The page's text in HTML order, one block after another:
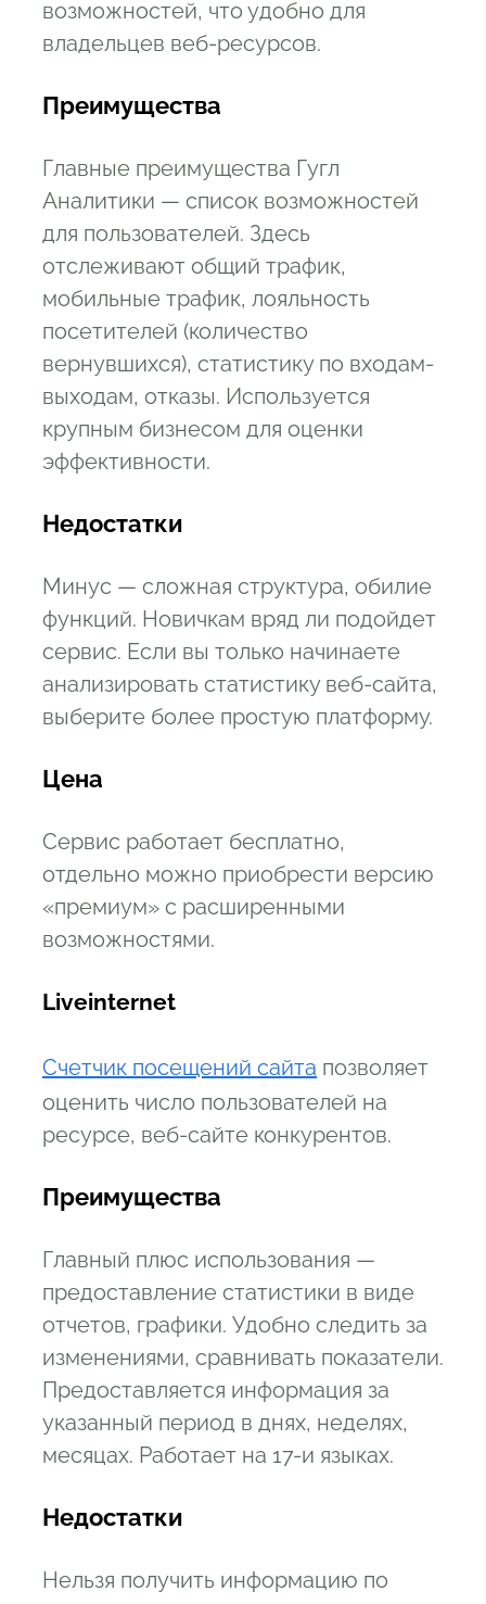
возможностей, что удобно для
владельцев веб-ресурсов.
Преимущества
Главные преимущества Гугл
Аналитики — список возможностей
для пользователей. Здесь
отслеживают общий трафик,
мобильные трафик, лояльность
посетителей (количество
вернувшихся), статистику по входам-
выходам, отказы. Используется
крупным бизнесом для оценки
эффективности.
Недостатки
Минус — сложная структура, обилие
функций. Новичкам вряд ли подойдет
сервис. Если вы только начинаете
анализировать статистику веб-сайта,
выберите более простую платформу.
Цена
Сервис работает бесплатно,
отдельно можно приобрести версию
«премиум» с расширенными
возможностями.
Liveinternet
Счетчик посещений сайта позволяет
оценить число пользователей на
ресурсе, веб-сайте конкурентов.
Преимущества
Главный плюс использования —
предоставление статистики в виде
отчетов, графики. Удобно следить за
изменениями, сравнивать показатели.
Предоставляется информация за
указанный период в днях, неделях,
месяцах. Работает на 17-и языках.
Недостатки
Нельзя получить информацию по